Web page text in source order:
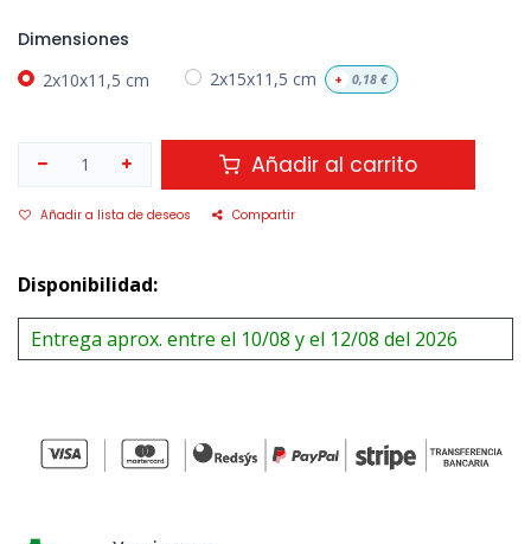
Dimensiones
2x10x11,5 cm 2x15x11,5 cm + 0,18€
Añadir al carrito
Añadir a lista de deseos Compartir
Disponibilidad:
Entrega aprox. entre el 10/08 y el 12/08 del 2026